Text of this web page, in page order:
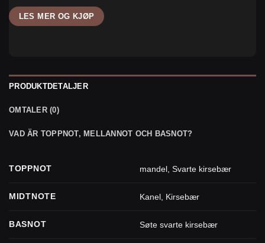
PRODUKTDETALJER
OMTALER (0)
VAD ÄR TOPPNOT, MELLANNOT OCH BASNOT?
TOPPNOT mandel,Svarte kirsebær
MIDTNOTE Kanel, Kirsebær
BASNOT Søte svarte kirsebær
LES MER OG KJØP